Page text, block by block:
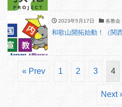
2023年5月17日 各教会
和歌山開拓始動！（関
« Prev 1 2 3 4
Next